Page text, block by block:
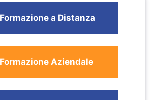
Formazione a Distanza
Formazione Aziendale